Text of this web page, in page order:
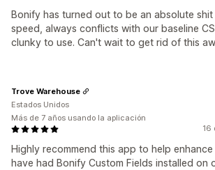
Bonify has turned out to be an absolute
speed, always conflicts with our baseline
clunky to use. Can't wait to get rid of this
16
Highly recommend this app to help
have had Bonify Custom Fields installed on
Trove Warehouse
Estados Unidos
Más de 7 años usando la aplicación